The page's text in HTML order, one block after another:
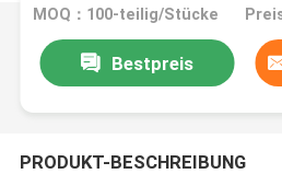
MOQ：100-teilig/Stücke
Bestpreis
PRODUKT-BESCHREIBUNG